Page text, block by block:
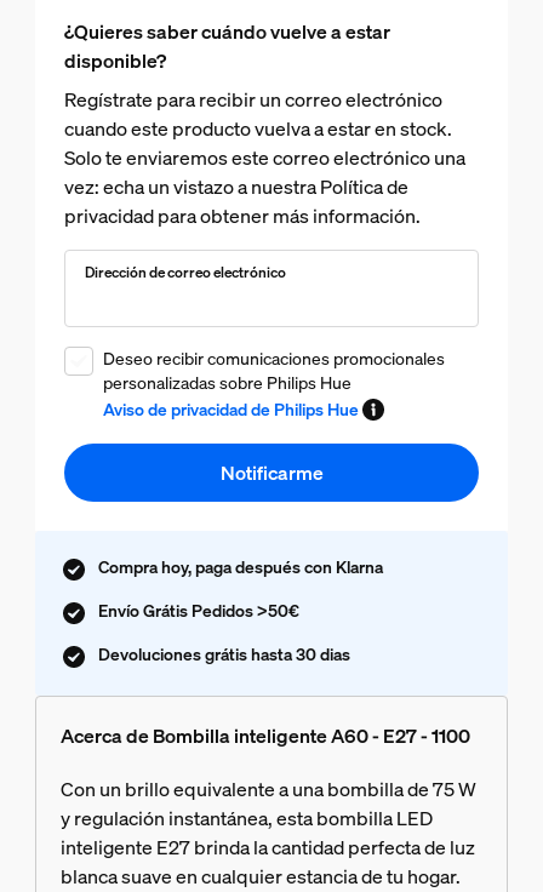
¿Quieres saber cuándo vuelve a estar
disponible?
Regístrate para recibir un correo electrónico
cuando este producto vuelva a estar en stock.
Solo te enviaremos este correo electrónico una
vez: echa un vistazo a nuestra Política de
privacidad para obtener más información.
Dirección de correo electrónico
Deseo recibir comunicaciones promocionales
personalizadas sobre Philips Hue
Aviso de privacidad de Philips Hue
Notificarme
Compra hoy, paga después con Klarna
Envío Grátis Pedidos >50€
Devoluciones grátis hasta 30 dias
Acerca de Bombilla inteligente A60 - E27 - 1100
Con un brillo equivalente a una bombilla de 75 W
y regulación instantánea, esta bombilla LED
inteligente E27 brinda la cantidad perfecta de luz
blanca suave en cualquier estancia de tu hogar.